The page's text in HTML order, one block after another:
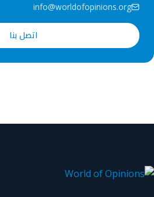
info@worldofopinions.org
اتصل بنا